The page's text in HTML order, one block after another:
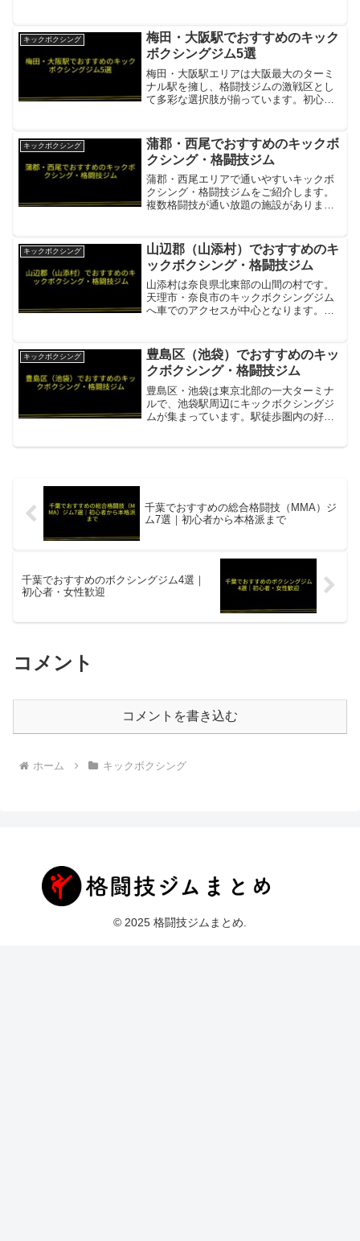
月額9,000円で全国店舗通い放題・キック
ボクシングフ...
キックボクシング
梅田・大阪駅でおすすめのキック
ボクシングジム5選
梅田・大阪駅エリアは大阪最大のターミ
ナル駅を擁し、格闘技ジムの激戦区とし
て多彩な選択肢が揃っています。初心者
が充実しています。リフィナス梅田駅
近・シャワー完備項目内容所...
キックボクシング
蒲郡・西尾でおすすめのキックボ
クシング・格闘技ジム
蒲郡・西尾エリアで通いやすいキックボ
クシング・格闘技ジムをご紹介します。
複数格闘技が通い放題の施設がありま
ックボクシング・BJJが月謝1本で通い放
題項目内容所在地／最寄...
キックボクシング
山辺郡（山添村）でおすすめのキ
ックボクシング・格闘技ジム
山添村は奈良県北東部の山間の村です。
天理市・奈良市のキックボクシングジム
へ車でのアクセスが中心となります。チ
グ・グラップリング・空手道場項目内容
所在地／最寄駅天理市勾田...
キックボクシング
豊島区（池袋）でおすすめのキッ
クボクシング・格闘技ジム
豊島区・池袋は東京北部の一大ターミナ
ルで、池袋駅周辺にキックボクシングジ
ムが集まっています。駅徒歩圏内の好立
千葉でおすすめの総合格闘技（MMA）ジ
ム7選｜初心者から本格派まで
千葉でおすすめのボクシングジム4選｜
初心者・女性歓迎
コメント
コメントを書き込む
ホーム キックボクシング
© 2025 格闘技ジムまとめ.